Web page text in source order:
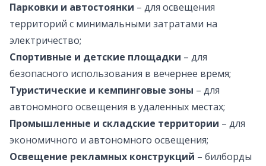
Парковки и автостоянки – для освещения
территорий с минимальными затратами на
электричество;
Спортивные и детские площадки – для
безопасного использования в вечернее время;
Туристические и кемпинговые зоны – для
автономного освещения в удаленных местах;
Промышленные и складские территории – для
экономичного и автономного освещения;
Освещение рекламных конструкций – билборды